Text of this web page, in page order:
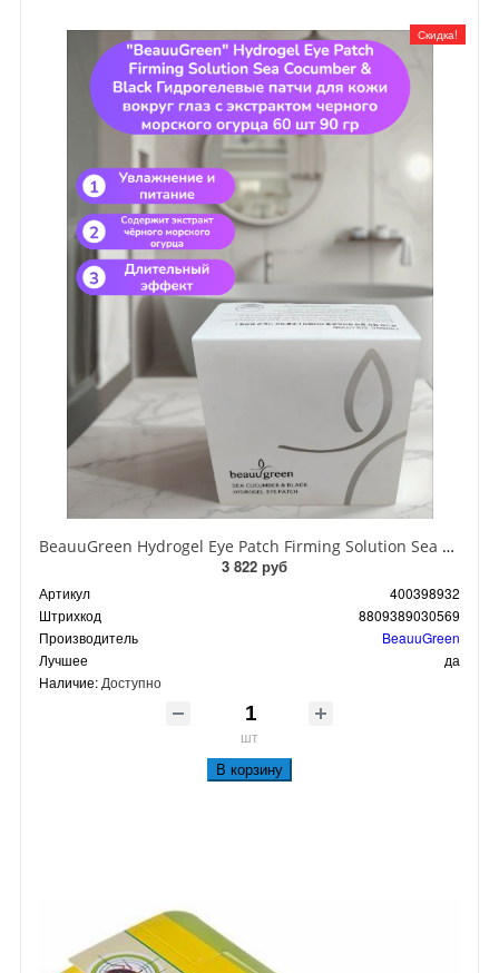
Скидка!
BeauuGreen Hydrogel Eye Patch Firming Solution Sea Cocumber & Black Гидрогелевые патчи для кожи вокруг глаз с экстрактом черного морского огурца 60 шт 90 гр
3 822 руб
Артикул
400398932
Штрихкод
8809389030569
Производитель
BeauuGreen
Лучшее
да
Наличие: Доступно
шт
В корзину